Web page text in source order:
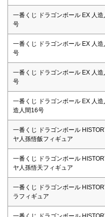
一番くじ ドラゴンボール EX 人
号
一番くじ ドラゴンボール EX 人
号
一番くじ ドラゴンボール EX 人
号
一番くじ ドラゴンボール EX 人
造人間16号
一番くじ ドラゴンボール
ヤ人孫悟飯フィギュア
一番くじ ドラゴンボール
ヤ人孫悟天フィギュア
一番くじ ドラゴンボール
ラフィギュア